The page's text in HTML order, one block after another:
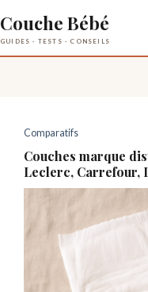
au
contenu
Couche Bébé
Comparatifs
Couches marque
Leclerc, Carrefour,